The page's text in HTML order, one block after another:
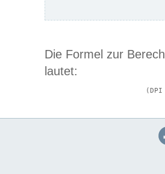
Die Formel zur
lautet: